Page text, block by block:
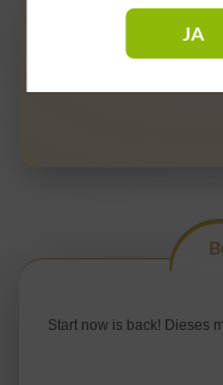
Artikel zurzeit
Start now is back! Dieses
JA